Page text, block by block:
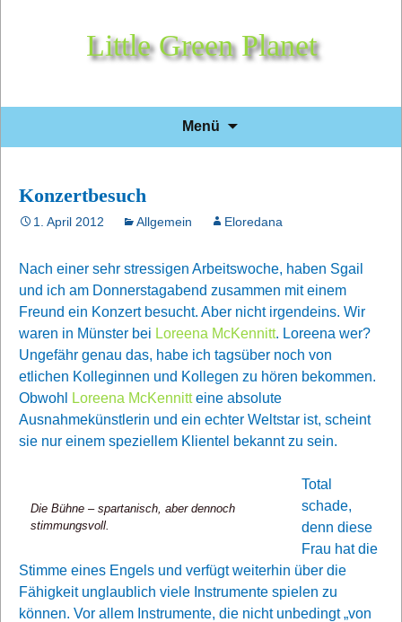
Little Green Planet
Menü
Konzertbesuch
1. April 2012 Allgemein Eloredana
Nach einer sehr stressigen Arbeitswoche, haben Sgail
und ich am Donnerstagabend zusammen mit einem
Freund ein Konzert besucht. Aber nicht irgendeins. Wir
waren in Münster bei Loreena McKennitt. Loreena wer?
Ungefähr genau das, habe ich tagsüber noch von
etlichen Kolleginnen und Kollegen zu hören bekommen.
Obwohl
Loreena McKennitteine absolute
Ausnahmekünstlerin und ein echter Weltstar ist, scheint
sie nur einem speziellem Klientel bekannt zu sein.
Die Bühne – spartanisch, aber dennoch
stimmungsvoll.
Total
schade,
denn diese
Frau hat die
Stimme eines Engels und verfügt weiterhin über die
Fähigkeit unglaublich viele Instrumente spielen zu
können. Vor allem Instrumente, die nicht unbedingt „von